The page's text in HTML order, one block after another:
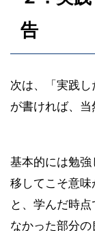
告
次は、「実践
が書ければ、当
基本的には勉
移してこそ意
と、学んだ時
なかった部分